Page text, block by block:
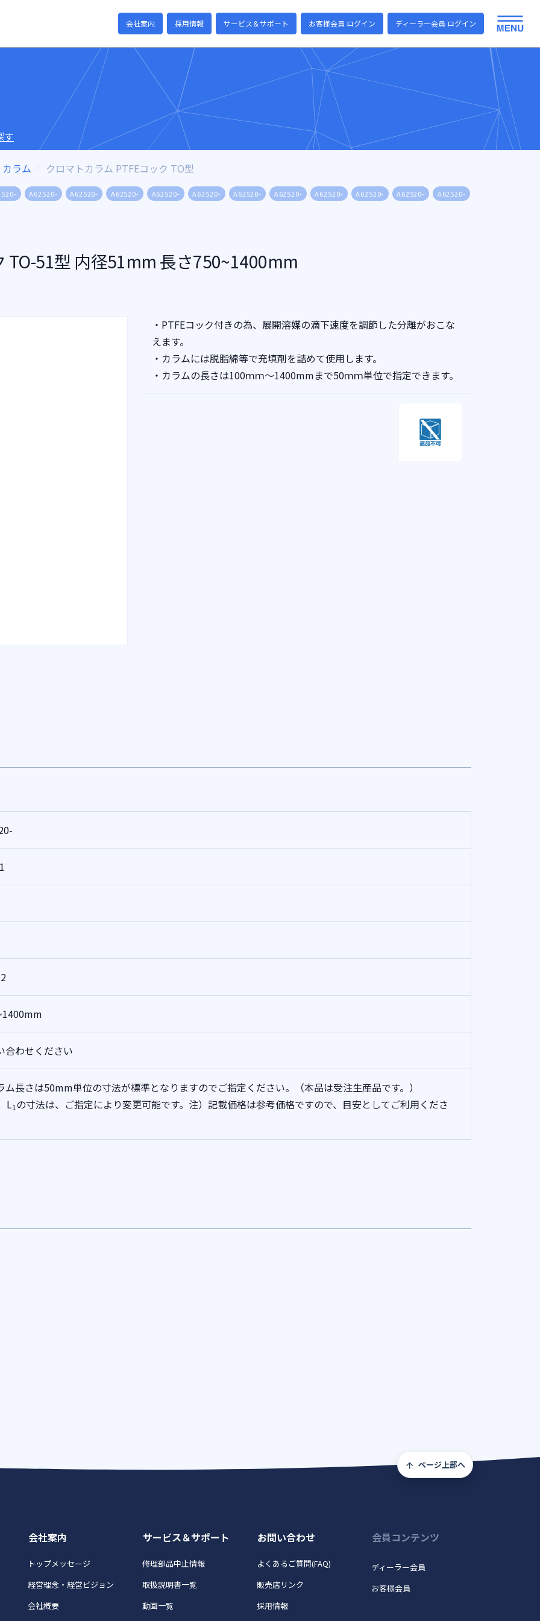
会社案内 採用情報 サービス＆サポート お客様会員 ログイン ディーラー会員 ログイン
す
カラム クロマトカラム PTFEコック TO型
A62520- A62520- A62520- A62520- A62520- A62520- A62520- A62520- A62520- A62520- A62520-
TO-51型 内径51mm 長さ750~1400mm
・PTFEコック付きの為、展開溶媒の滴下速度を調節した分離がおこな
えます。
・カラムには脱脂綿等で充填剤を詰めて使用します。
・カラムの長さは100ｍｍ～1400mmまで50ｍｍ単位で指定できます。
1400mm
合わせください
長さは50mm単位の寸法が標準となりますのでご指定ください。（本品は受注生産品です。）
L1 の寸法は、ご指定により変更可能です。注）記載価格は参考価格ですので、目安としてご利用くださ
ページ上部へ
会社案内
トップメッセージ
経営理念・経営ビジョン
会社概要
サービス＆サポート
修理部品中止情報
取扱説明書一覧
動画一覧
お問い合わせ
よくあるご質問(FAQ)
販売店リンク
採用情報
会員コンテンツ
ディーラー会員
お客様会員